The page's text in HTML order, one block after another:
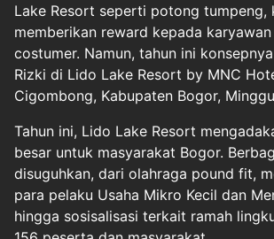
Lake Resort seperti potong tumpeng,
memberikan reward kepada
costumer. Namun, tahun ini
Rizki di Lido Lake Resort by MNC
Cigombong, Kabupaten Bogor,
Tahun ini, Lido Lake Resort
besar untuk masyarakat Bogor.
disuguhkan, dari olahraga pound fit,
para pelaku Usaha Mikro Kecil dan
hingga sosisalisasi terkait ramah